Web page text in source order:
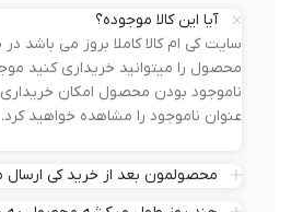
آیا این کالا موجوده؟
سایت کی ام کالا کاملا بروز می باشد در
محصول را میتوانید خریداری کنید
ناموجود بودن محصول امکان خریداری
عنوان ناموجود را مشاهده خواهید کرد.
محصولمون بعد از خرید کی ارسال